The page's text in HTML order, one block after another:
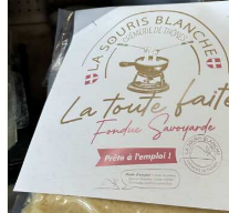
AJOUTER AU PANIER